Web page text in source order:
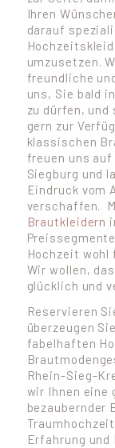
Ihren
darauf
umzusetzen.
freundliche
uns, Sie bald
zu dürfen,
gern zur
klassischen
freuen uns
Siegburg und
Eindruck vom
verschaffen.
Brautkleidern
Hochzeit wohl
Wir wollen,
glücklich und
Reservieren
überzeugen
fabelhaften
Rhein-Sieg-
wir Ihnen eine
bezaubernder
Erfahrung und